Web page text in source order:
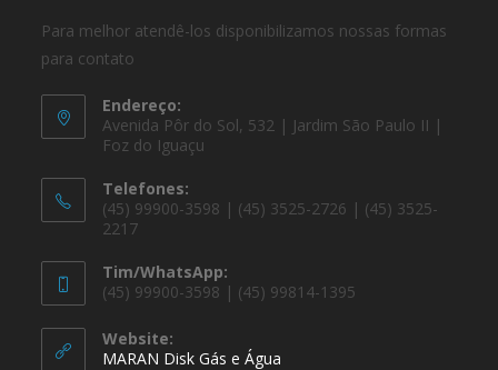
Para melhor atendê-los disponibilizamos nossas formas
para contato
Endereço:
Avenida Pôr do Sol, 532 | Jardim São Paulo II |
Foz do Iguaçu
Telefones:
(45) 99900-3598 | (45) 3525-2726 | (45) 3525-
2217
Tim/WhatsApp:
(45) 99900-3598 | (45) 99814-1395
Website:
MARAN Disk Gás e Água